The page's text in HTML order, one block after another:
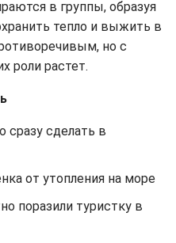
в группы, образуя
тепло и выжить в
но с
роли растет.
сразу сделать в
от утопления на море
поразили туристку в